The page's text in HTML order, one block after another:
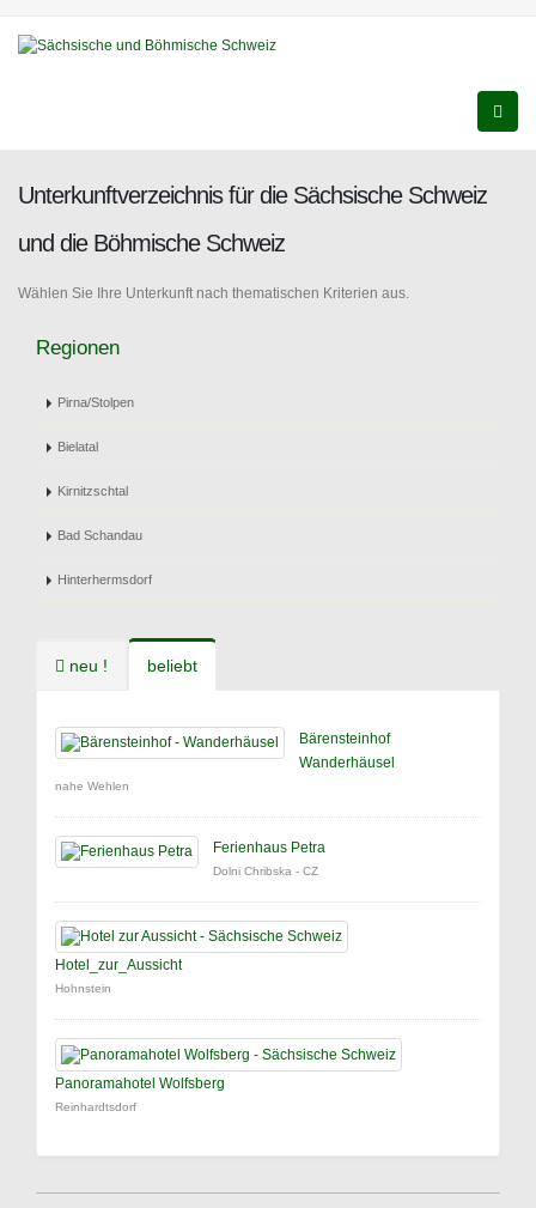
Unterkunftverzeichnis für die Sächsische Schweiz
und die Böhmische Schweiz
Wählen Sie Ihre Unterkunft nach thematischen Kriterien aus.
Regionen
Pirna/Stolpen
Bielatal
Kirnitzschtal
Bad Schandau
Hinterhermsdorf
neu ! beliebt
Bärensteinhof
Wanderhäusel
nahe Wehlen
Ferienhaus Petra
Dolni Chribska - CZ
Hotel_zur_Aussicht
Hohnstein
Panoramahotel Wolfsberg
Reinhardtsdorf